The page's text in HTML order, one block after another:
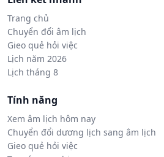
Trang chủ
Chuyển đổi âm lịch
Gieo quẻ hỏi việc
Lịch năm 2026
Lịch tháng 8
Tính năng
Xem âm lịch hôm nay
Chuyển đổi dương lịch sang âm lịch
Gieo quẻ hỏi việc